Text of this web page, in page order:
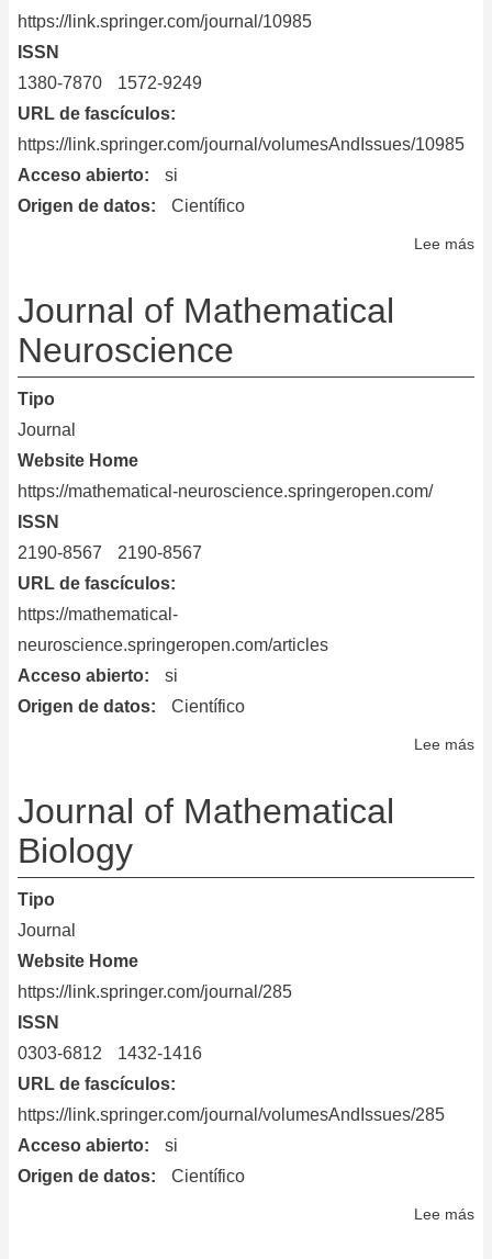
https://link.springer.com/journal/10985
ISSN
1380-7870
1572-9249
URL de fascículos
https://link.springer.com/journal/volumesAndIssues/10985
Acceso abierto
si
Origen de datos
Científico
Lee más
Journal of Mathematical
Neuroscience
Tipo
Journal
Website Home
https://mathematical-neuroscience.springeropen.com/
ISSN
2190-8567
2190-8567
URL de fascículos
https://mathematical-
neuroscience.springeropen.com/articles
Acceso abierto
si
Origen de datos
Científico
Lee más
Journal of Mathematical
Biology
Tipo
Journal
Website Home
https://link.springer.com/journal/285
ISSN
0303-6812
1432-1416
URL de fascículos
https://link.springer.com/journal/volumesAndIssues/285
Acceso abierto
si
Origen de datos
Científico
Lee más